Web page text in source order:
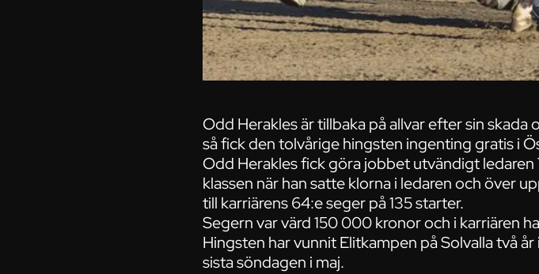
Odd Herakles är tillbaka på allvar efter sin
så fick den tolvårige hingsten ingenting gratis i
Odd Herakles fick göra jobbet utvändigt ledaren
klassen när han satte klorna i ledaren och över
till karriärens 64:e seger på 135 starter.
Segern var värd 150 000 kronor och i karriären
Hingsten har vunnit Elitkampen på Solvalla två
sista söndagen i maj.